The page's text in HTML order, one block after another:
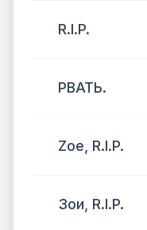
R.I.P.
РВАТЬ.
Zoe, R.I.P.
Зои, R.I.P.